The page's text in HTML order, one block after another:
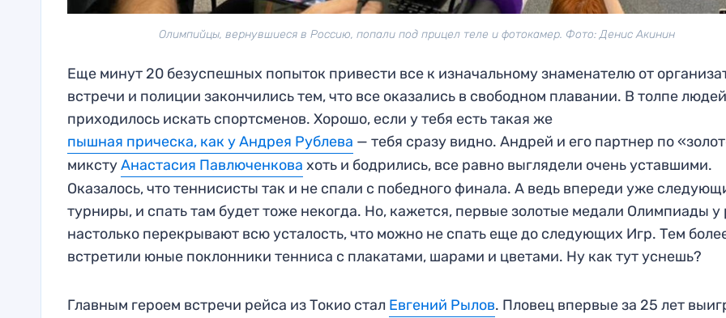
Олимпийцы, вернувшиеся в Россию, попали под прицел теле и фотокамер. Фото: Денис Акинин
Еще минут 20 безуспешных попыток привести все к изначальному знаменателю от
встречи и полиции закончились тем, что все оказались в свободном плавании. В толпе людей
приходилось искать спортсменов. Хорошо, если у тебя есть такая же
пышная прическа, как у Андрея Рублева — тебя сразу видно. Андрей и его партнер по
микстуАнастасия Павлюченкова хоть и бодрились, все равно выглядели очень уставшими.
Оказалось, что теннисисты так и не спали с победного финала. А ведь впереди уже
турниры, и спать там будет тоже некогда. Но, кажется, первые золотые медали Олимпиады у
настолько перекрывают всю усталость, что можно не спать еще до следующих Игр. Тем
встретили юные поклонники тенниса с плакатами, шарами и цветами. Ну как тут уснешь?
Главным героем встречи рейса из Токио стал Евгений Рылов. Пловец впервые за 25 лет